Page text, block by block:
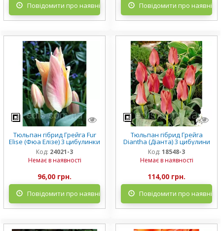
Повідомити про наявність Повідомити про
Тюльпан гібрид Грейга Fur
Elise (Фюа Елізе) 3 цибулинки
Код: 24021-3
Немає в наявності
96,00 грн.
Повідомити про наявність
Тюльпан гібрид Грейга
Diantha (Діанта) 3 цибулини
Код: 18548-3
Немає в наявності
114,00 грн.
Повідомити про